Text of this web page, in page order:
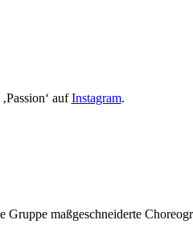
aufInstagram.
Gruppe maßgeschneiderte